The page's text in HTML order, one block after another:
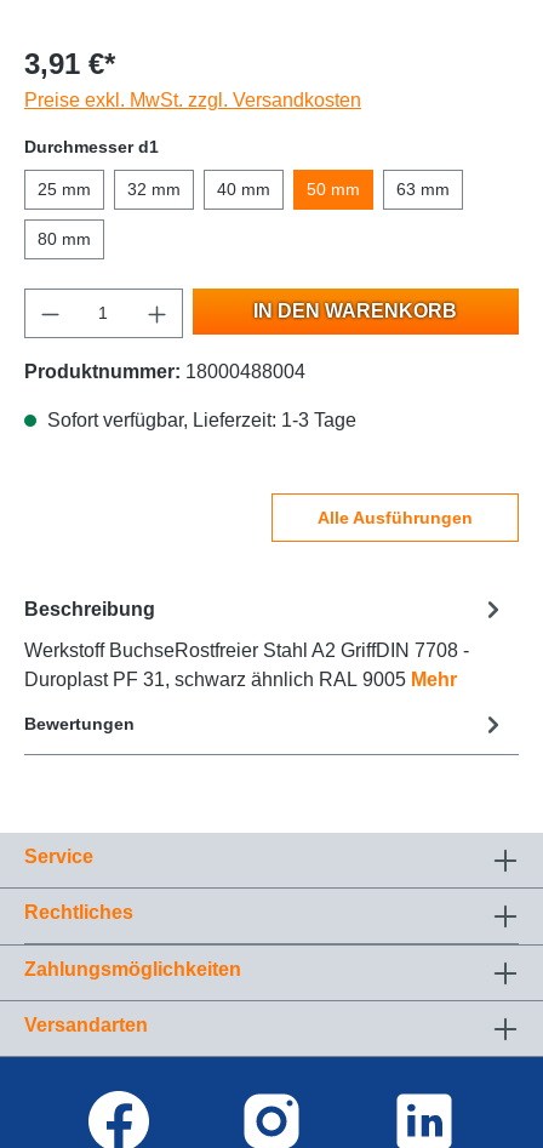
3,91 €*
Preise exkl. MwSt. zzgl. Versandkosten
Durchmesser d1
25 mm 32 mm 40 mm 50 mm 63 mm
80 mm
IN DEN WARENKORB
Produktnummer: 18000488004
Sofort verfügbar, Lieferzeit: 1-3 Tage
Alle Ausführungen
Beschreibung
Werkstoff BuchseRostfreier Stahl A2 GriffDIN 7708 -
Duroplast PF 31, schwarz ähnlich RAL 9005 Mehr
Bewertungen
Service
Rechtliches
Zahlungsmöglichkeiten
Versandarten